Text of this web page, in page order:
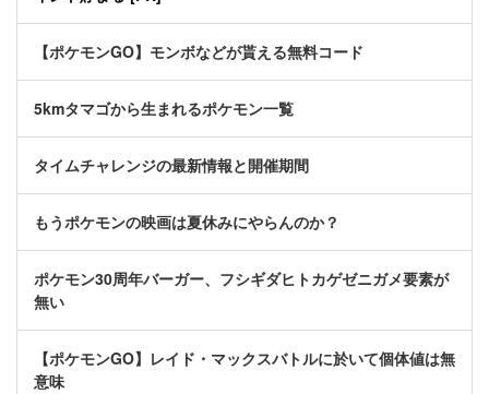
【ポケモンGO】モンボなどが貰える無料コード
5kmタマゴから生まれるポケモン一覧
タイムチャレンジの最新情報と開催期間
もうポケモンの映画は夏休みにやらんのか？
ポケモン30周年バーガー、フシギダヒトカゲゼニガメ要素が
無い
【ポケモンGO】レイド・マックスバトルに於いて個体値は無
意味